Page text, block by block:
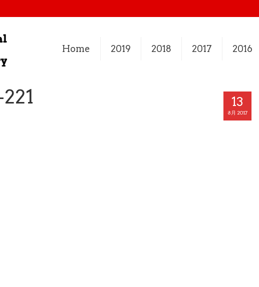
Home 2019 2018 2017 2016
13
8月 2017